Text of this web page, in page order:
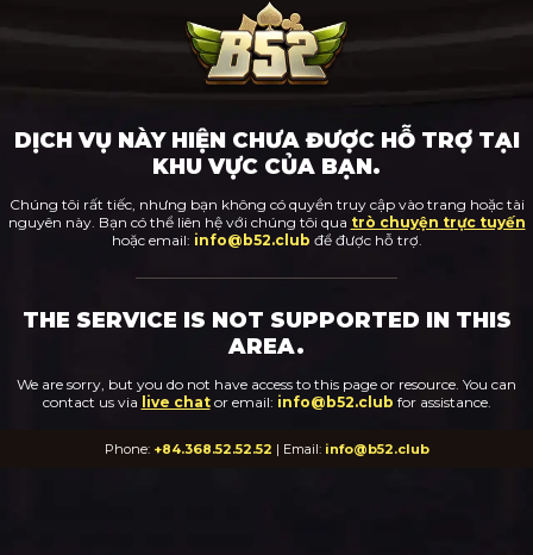
DỊCH VỤ NÀY HIỆN CHƯA ĐƯỢC HỖ TRỢ TẠI
KHU VỰC CỦA BẠN.
Chúng tôi rất tiếc, nhưng bạn không có quyền truy cập vào trang hoặc tài
nguyên này. Bạn có thể liên hệ với chúng tôi qua trò chuyện trực tuyến
hoặc email: info@b52.club để được hỗ trợ.
THE SERVICE IS NOT SUPPORTED IN THIS
AREA.
We are sorry, but you do not have access to this page or resource. You can
contact us via live chator email: info@b52.club for assistance.
Phone: +84.368.52.52.52 | Email: info@b52.club